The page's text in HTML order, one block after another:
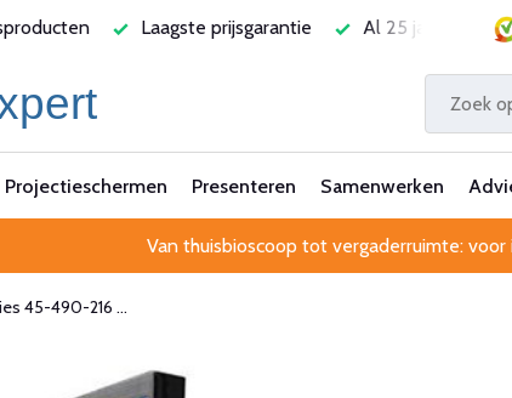
Laagste prijsgarantie Al 25 jaar
Projectieschermen Presenteren Samenwerken
Van thuisbioscoop tot vergaderruimte:
45-490-216 ...